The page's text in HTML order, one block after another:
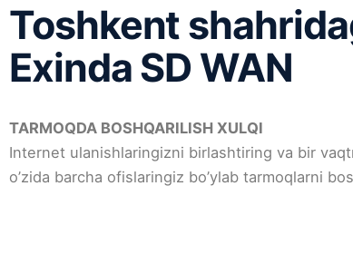
Toshkent
Exinda SD WAN
TARMOQDA BOSHQARILISH XULQI
Internet ulanishlaringizni birlashtiring va bir
o’zida barcha ofislaringiz bo’ylab tarmoqlarni